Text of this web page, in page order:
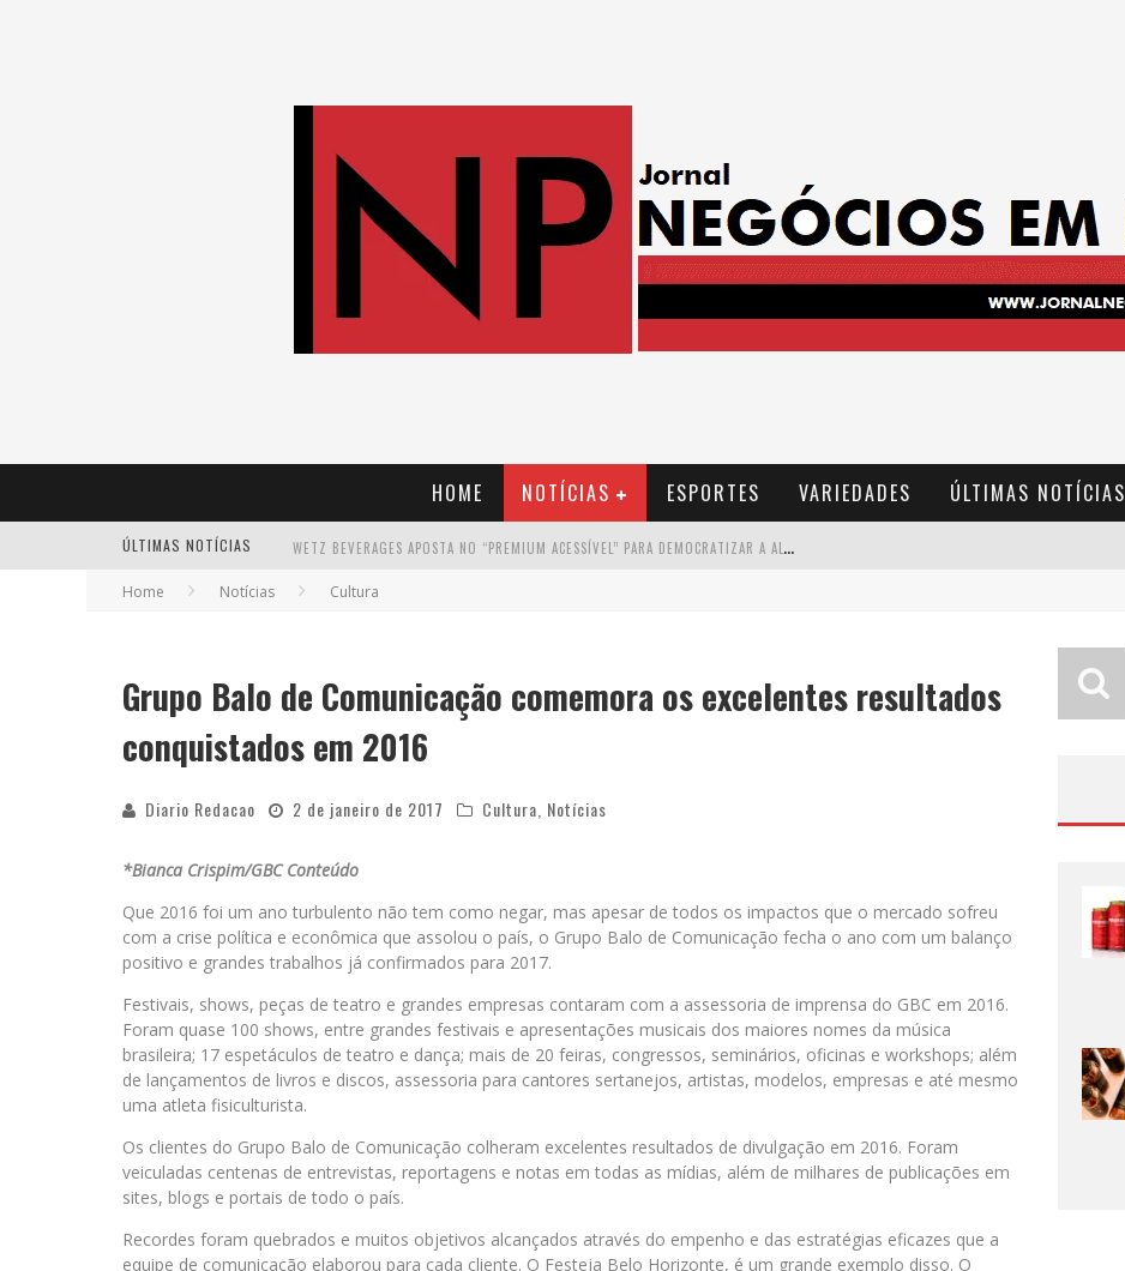
HOME NOTÍCIAS ESPORTES VARIEDADES ÚLTIMAS NOTÍCIAS
ÚLTIMAS NOTÍCIAS W
ETZ BEVERAGES APOSTA NO “PREMIUM ACESSÍVEL” PARA DEMOCRATIZAR A ALTA COQUETELARIA COM GARRAFAS DE 1 LITRO
D
EMOCRATIZAÇÃO DO MALTE: PROIBIDA UTILIZA ESTRATÉGIA DE CUSTO-BENEFÍCIO PARA O LAZER DO BRASILEIRO
Home Notícias Cultura
Grupo Balo de Comunicação comemora os excelentes resultados
conquistados em 2016
Diario Redacao 2 de janeiro de 2017 Cultura Notícias
*Bianca Crispim/GBC Conteúdo
Que 2016 foi um ano turbulento não tem como negar, mas apesar de todos os impactos que o mercado sofreu
com a crise política e econômica que assolou o país, o Grupo Balo de Comunicação fecha o ano com um balanço
positivo e grandes trabalhos já confirmados para 2017.
Festivais, shows, peças de teatro e grandes empresas contaram com a assessoria de imprensa do GBC em 2016.
Foram quase 100 shows, entre grandes festivais e apresentações musicais dos maiores nomes da música
brasileira; 17 espetáculos de teatro e dança; mais de 20 feiras, congressos, seminários, oficinas e workshops; além
de lançamentos de livros e discos, assessoria para cantores sertanejos, artistas, modelos, empresas e até mesmo
uma atleta fisiculturista.
Os clientes do Grupo Balo de Comunicação colheram excelentes resultados de divulgação em 2016. Foram
veiculadas centenas de entrevistas, reportagens e notas em todas as mídias, além de milhares de publicações em
sites, blogs e portais de todo o país.
Recordes foram quebrados e muitos objetivos alcançados através do empenho e das estratégias eficazes que a
equipe de comunicação elaborou para cada cliente. O Festeja Belo Horizonte, é um grande exemplo disso. O